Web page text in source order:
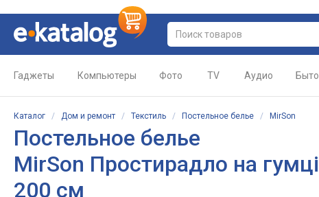
Гаджеты Компьютеры Фото TV Аудио
Каталог / Дом и ремонт / Текстиль / Постельное белье / MirSon
Постельное белье
MirSon Простирадло на
200 см